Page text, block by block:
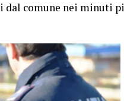
dal comune nei minuti